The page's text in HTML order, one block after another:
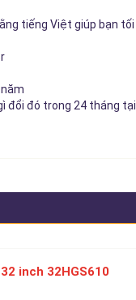
tiếng Việt giúp bạn
đổi đó trong 24 tháng
inch 32HGS610